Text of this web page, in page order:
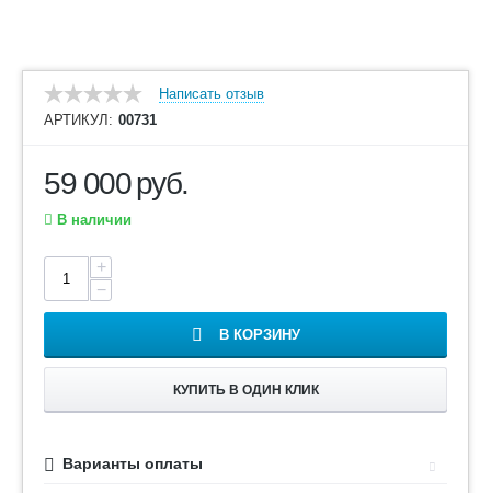
Написать отзыв
АРТИКУЛ: 00731
59 000руб.
В наличии
+
−
В КОРЗИНУ
КУПИТЬ В ОДИН КЛИК
Варианты оплаты